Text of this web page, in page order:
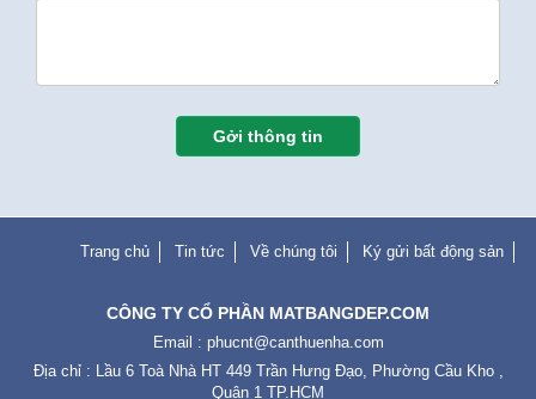
Gởi thông tin
Trang chủ Tin tức Về chúng tôi Ký gửi bất động sản
CÔNG TY CỔ PHẦN MATBANGDEP.COM
Email : phucnt@canthuenha.com
Địa chỉ : Lầu 6 Toà Nhà HT 449 Trần Hưng Đạo, Phường Cầu Kho ,
Quận 1 TP.HCM